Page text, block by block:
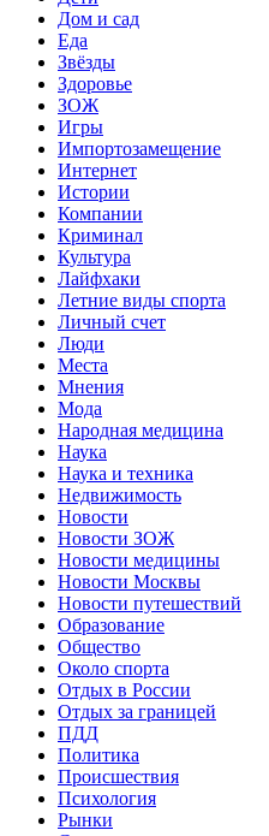
Дом и сад
Еда
Звёзды
Здоровье
ЗОЖ
Игры
Импортозамещение
Интернет
Истории
Компании
Криминал
Культура
Лайфхаки
Летние виды спорта
Личный счет
Люди
Места
Мнения
Мода
Народная медицина
Наука
Наука и техника
Недвижимость
Новости
Новости ЗОЖ
Новости медицины
Новости Москвы
Новости путешествий
Образование
Общество
Около спорта
Отдых в России
Отдых за границей
ПДД
Политика
Происшествия
Психология
Рынки